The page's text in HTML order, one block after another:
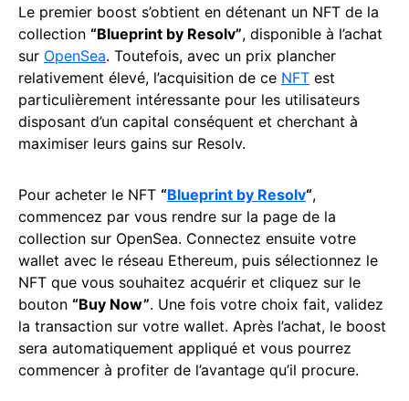
Le premier boost s’obtient en détenant un NFT de la
collection “Blueprint by Resolv”, disponible à l’achat
sur OpenSea. Toutefois, avec un prix plancher
relativement élevé, l’acquisition de ce NFT est
particulièrement intéressante pour les utilisateurs
disposant d’un capital conséquent et cherchant à
maximiser leurs gains sur Resolv.
Pour acheter le NFT “Blueprint by Resolv“,
commencez par vous rendre sur la page de la
collection sur OpenSea. Connectez ensuite votre
wallet avec le réseau Ethereum, puis sélectionnez le
NFT que vous souhaitez acquérir et cliquez sur le
bouton “Buy Now”. Une fois votre choix fait, validez
la transaction sur votre wallet. Après l’achat, le boost
sera automatiquement appliqué et vous pourrez
commencer à profiter de l’avantage qu’il procure.